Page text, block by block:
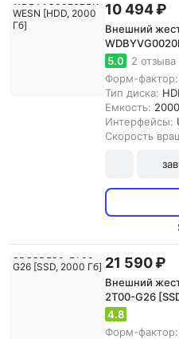
10 494 ₽
Внешний
5.0
2 отзыва
Форм-фактор:
Тип диска:
Емкость:
Интерфейсы:
Скорость
21 590 ₽
Внешний
2T00-G26
4.8
Форм-фактор: